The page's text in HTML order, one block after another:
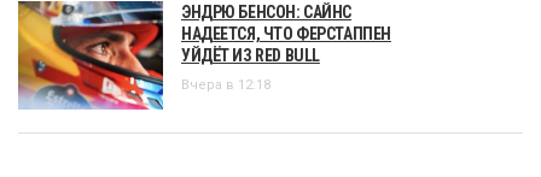
ЭНДРЮ БЕНСОН: САЙНС
НАДЕЕТСЯ, ЧТО ФЕРСТАППЕН
УЙДЁТ ИЗ RED BULL
Вчера в 12:18